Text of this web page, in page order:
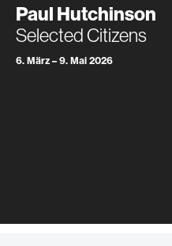
Paul Hutchinson
Selected Citizens
6. März – 9. Mai 2026